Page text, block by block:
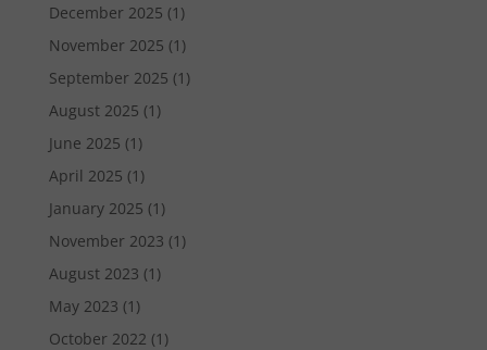
December 2025 (1)
November 2025 (1)
September 2025 (1)
August 2025 (1)
June 2025 (1)
April 2025 (1)
January 2025 (1)
November 2023 (1)
August 2023 (1)
May 2023 (1)
October 2022 (1)